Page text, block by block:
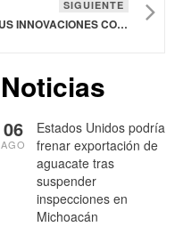
SIGUIENTE
NESTLÉ AUMENTA VELOCIDAD DE SUS INNOVACIONES CON INTELIGENCIA ARTIFICIAL Y AUTOMATIZACIÓN A ESCALA
Noticias
Estados Unidos podría
frenar exportación de
aguacate tras
suspender
inspecciones en
Michoacán
06
AGO